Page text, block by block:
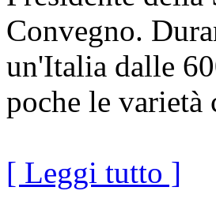
Convegno.
un'Italia dalle
poche le varietà
[ Leggi tutto ]